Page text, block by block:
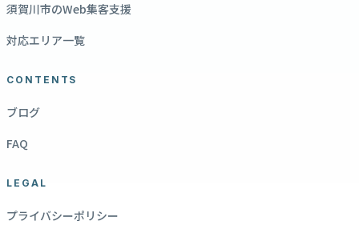
須賀川市のWeb集客支援
対応エリア一覧
CONTENTS
ブログ
FAQ
LEGAL
プライバシーポリシー